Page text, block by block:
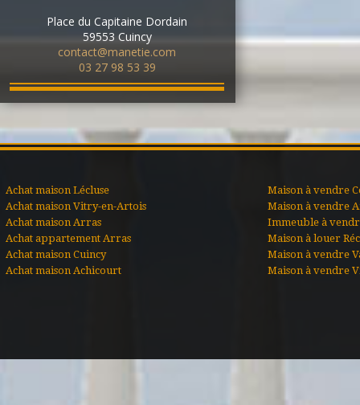
Place du Capitaine Dordain
59553 Cuincy
contact@manetie.com
03 27 98 53 39
Achat maison Lécluse
Achat maison Vitry-en-Artois
Achat maison Arras
Achat appartement Arras
Achat maison Cuincy
Achat maison Achicourt
Maison à vendre
Maison à vendre
Immeuble à
Maison à louer
Maison à vendre
Maison à vendre